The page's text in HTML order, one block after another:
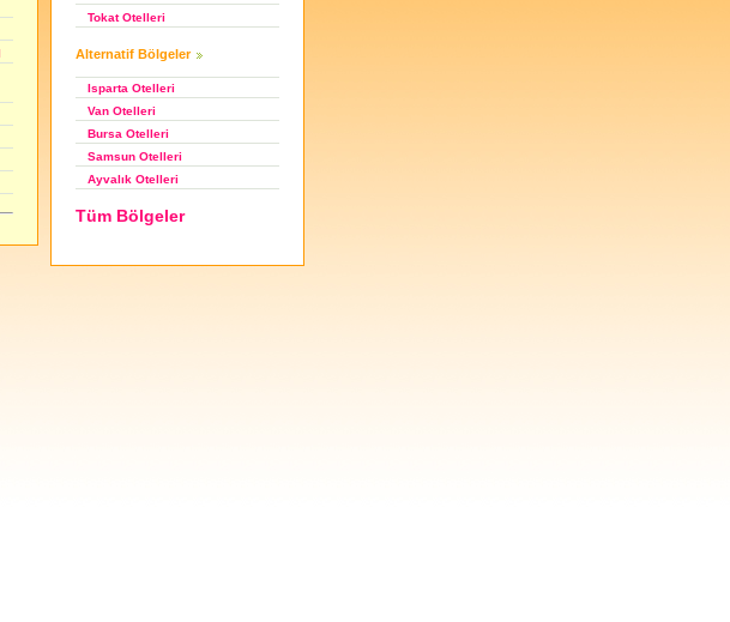
Tokat Otelleri
Alternatif Bölgeler
Isparta Otelleri
Van Otelleri
Bursa Otelleri
Samsun Otelleri
Ayvalık Otelleri
Tüm Bölgeler